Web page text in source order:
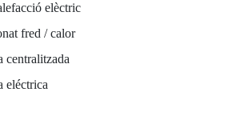
elèctric
fred / calor
centralitzada
eléctrica